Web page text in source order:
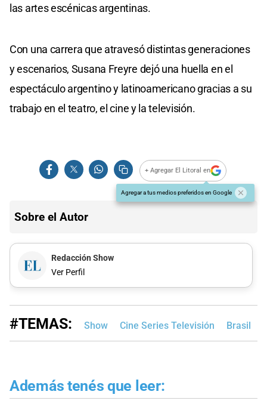
las artes escénicas argentinas.
Con una carrera que atravesó distintas generaciones
y escenarios, Susana Freyre dejó una huella en el
espectáculo argentino y latinoamericano gracias a su
trabajo en el teatro, el cine y la televisión.
+ Agregar El Litoral en
Agregar a tus medios preferidos en Google
Sobre el Autor
Redacción Show
Ver Perfil
#TEMAS: Show Cine Series Televisión Brasil
Además tenés que leer: